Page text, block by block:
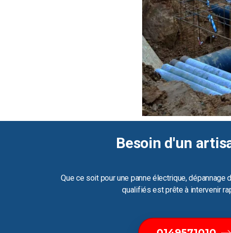
Besoin d'un
Que ce soit pour une panne électrique,
qualifiés est prête à intervenir